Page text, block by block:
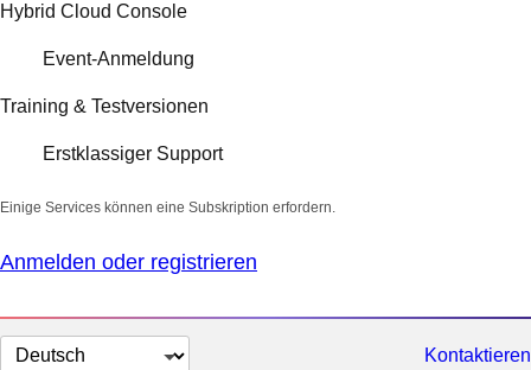
Hybrid Cloud Console
Event-Anmeldung
Training & Testversionen
Erstklassiger Support
Einige Services können eine Subskription erfordern.
Anmelden oder registrieren
Sprache
Kontaktieren